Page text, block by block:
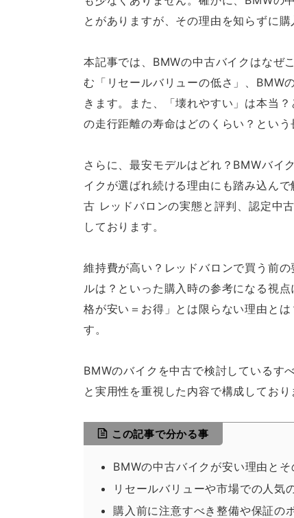
とがありますが、その理由を知らずに
本記事では、BMWの中古バイクはなぜ
む「リセールバリューの低さ」、BMW
きます。また、「壊れやすい」は本当
の走行距離の寿命はどのくらい？とい
さらに、最安モデルはどれ？BMWバイ
イクが選ばれ続ける理由にも踏み込ん
古 レッドバロンの実態と評判、認定中
しております。
維持費が高い？レッドバロンで買う前
ルは？といった購入時の参考になる視
格が安い＝お得」とは限らない理由と
す。
BMWのバイクを中古で検討しているす
と実用性を重視した内容で構成しており
この記事で分かる事
BMWの中古バイクが安い理由とそ
リセールバリューや市場での人気
購入前に注意すべき整備や保証の